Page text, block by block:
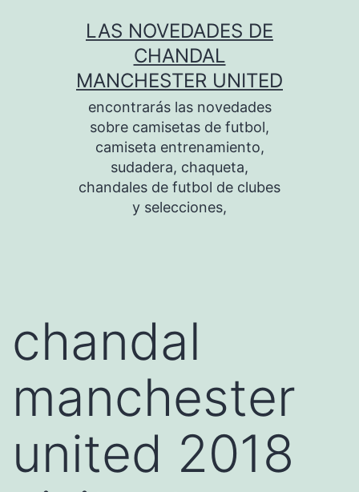
LAS NOVEDADES DE
CHANDAL
MANCHESTER UNITED
encontrarás las novedades
sobre camisetas de futbol,
camiseta entrenamiento,
sudadera, chaqueta,
chandales de futbol de clubes
y selecciones,
chandal
manchester
united 2018